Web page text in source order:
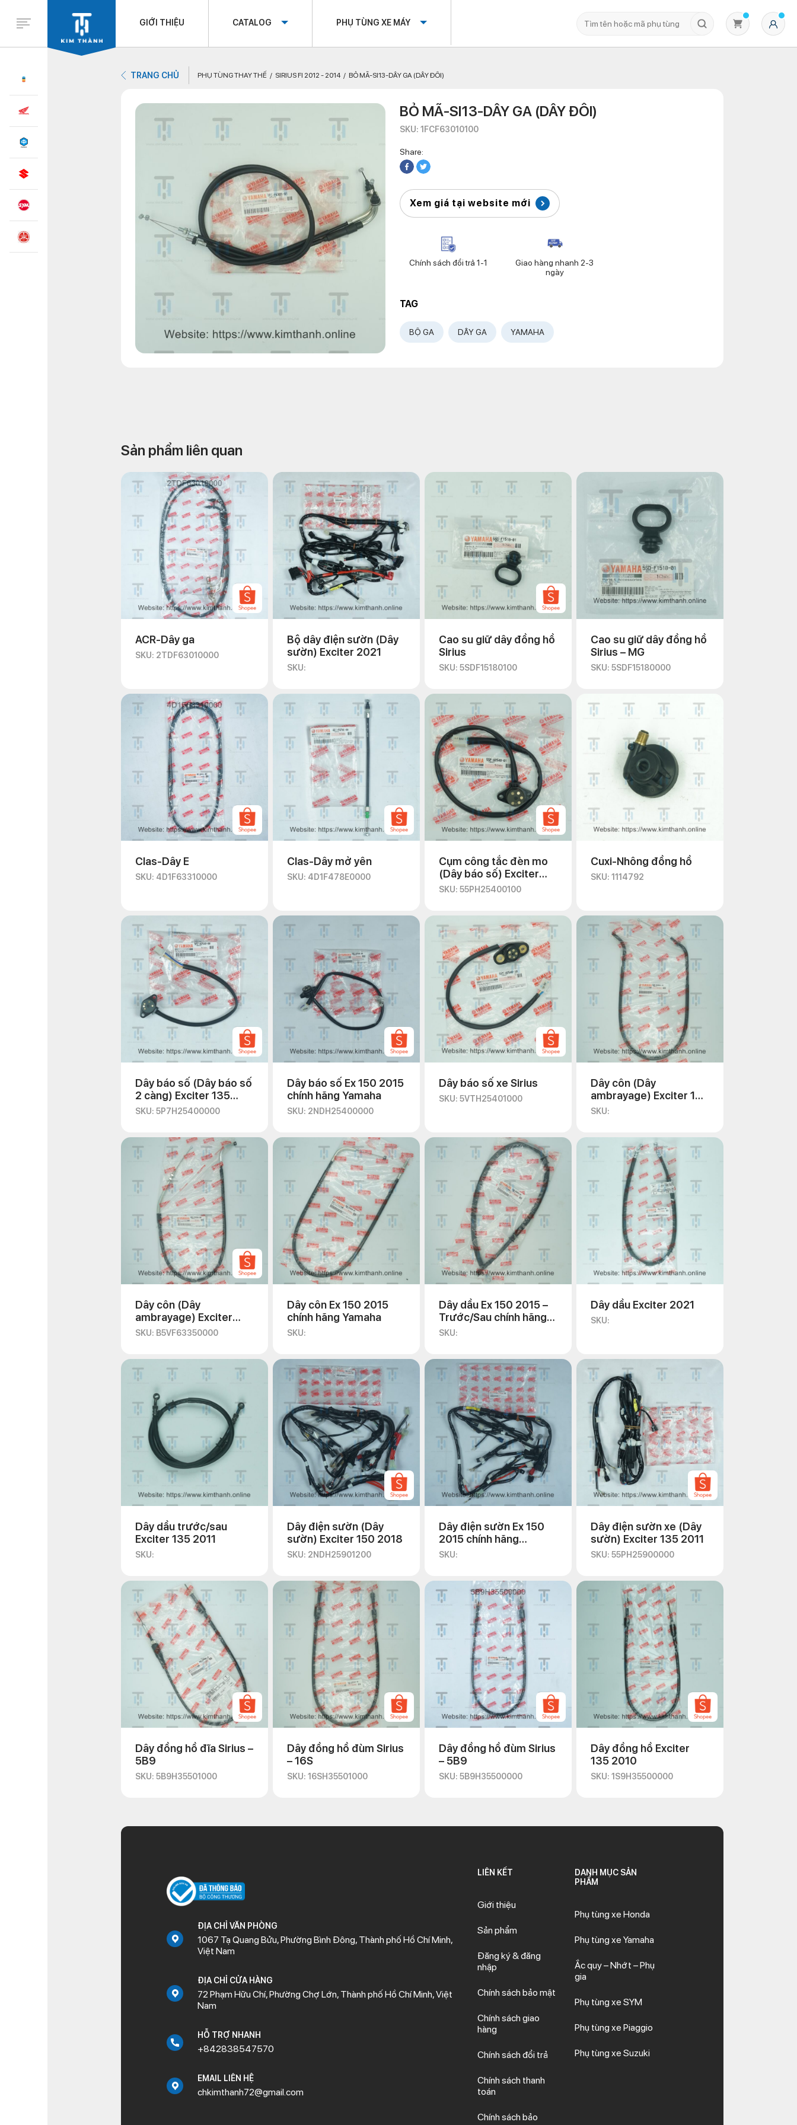
GIỚI THIỆU CATALOG PHỤ TÙNG XE MÁY
TRANG CHỦ PHỤ TÙNG THAY THẾ SIRIUS FI 2012 - 2014 BỎ MÃ-SI13-DÂY GA (DÂY ĐÔI)
BỎ MÃ-SI13-DÂY GA (DÂY ĐÔI)
SKU: 1FCF63010100
Share:
Xem giá tại website mới
Chính sách đổi trả 1-1
Giao hàng nhanh 2-3
ngày
TAG
BỘ GA DÂY GA YAMAHA
Sản phẩm liên quan
ACR-Dây ga
SKU: 2TDF63010000
Bộ dây điện sườn (Dây
sườn) Exciter 2021
SKU:
Cao su giữ dây đồng hồ
Sirius
SKU: 5SDF15180100
Cao su giữ dây đồng hồ
Sirius – MG
SKU: 5SDF15180000
Clas-Dây E
SKU: 4D1F63310000
Clas-Dây mở yên
SKU: 4D1F478E0000
Cụm công tắc đèn mo
(Dây báo số) Exciter
135 2011
SKU: 55PH25400100
Cuxi-Nhông đồng hồ
SKU: 1114792
Dây báo số (Dây báo số
2 càng) Exciter 135
2010
SKU: 5P7H25400000
Dây báo số Ex 150 2015
chính hãng Yamaha
SKU: 2NDH25400000
Dây báo số xe Sirius
SKU: 5VTH25401000
Dây côn (Dây
ambrayage) Exciter 135
2011
SKU:
Dây côn (Dây
ambrayage) Exciter
2021
SKU: B5VF63350000
Dây côn Ex 150 2015
chính hãng Yamaha
SKU:
Dây dầu Ex 150 2015 –
Trước/Sau chính hãng
Yamaha
SKU:
Dây dầu Exciter 2021
SKU:
Dây dầu trước/sau
Exciter 135 2011
SKU:
Dây điện sườn (Dây
sườn) Exciter 150 2018
SKU: 2NDH25901200
Dây điện sườn Ex 150
2015 chính hãng
Yamaha
SKU:
Dây điện sườn xe (Dây
sườn) Exciter 135 2011
SKU: 55PH25900000
Dây đồng hồ đĩa Sirius –
5B9
SKU: 5B9H35501000
Dây đồng hồ đùm Sirius
– 16S
SKU: 16SH35501000
Dây đồng hồ đùm Sirius
– 5B9
SKU: 5B9H35500000
Dây đồng hồ Exciter
135 2010
SKU: 1S9H35500000
ĐỊA CHỈ VĂN PHÒNG
1067 Tạ Quang Bửu, Phường Bình Đông, Thành phố Hồ Chí Minh,
Việt Nam
ĐỊA CHỈ CỬA HÀNG
72 Phạm Hữu Chí, Phường Chợ Lớn, Thành phố Hồ Chí Minh, Việt
Nam
HỖ TRỢ NHANH
+842838547570
EMAIL LIÊN HỆ
chkimthanh72@gmail.com
LIÊN KẾT
Giới thiệu
Sản phẩm
Đăng ký & đăng
nhập
Chính sách bảo mật
Chính sách giao
hàng
Chính sách đổi trả
Chính sách thanh
toán
Chính sách bảo
DANH MỤC SẢN
PHẨM
Phụ tùng xe Honda
Phụ tùng xe Yamaha
Ắc quy – Nhớt – Phụ
gia
Phụ tùng xe SYM
Phụ tùng xe Piaggio
Phụ tùng xe Suzuki